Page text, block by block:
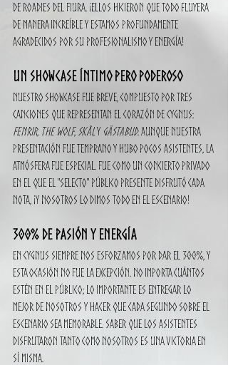
de roadies del FIURA. ¡Ellos hicieron que todo fluyera
de manera increíble y estamos profundamente
agradecidos por su profesionalismo y energía!
Un Showcase Íntimo pero Poderoso
Nuestro showcase fue breve, compuesto por tres
canciones que representan el corazón de CYGNUS:
Fenrir, the Wolf, Skål y Gästabud. Aunque nuestra
presentación fue temprano y hubo pocos asistentes, la
atmósfera fue especial. Fue como un concierto privado
en el que el "selecto" público presente disfrutó cada
nota, ¡y nosotros lo dimos todo en el escenario!
300% de Pasión y Energía
En CYGNUS siempre nos esforzamos por dar el 300%, y
esta ocasión no fue la excepción. No importa cuántos
estén en el público; lo importante es entregar lo
mejor de nosotros y hacer que cada segundo sobre el
escenario sea memorable. Saber que los asistentes
disfrutaron tanto como nosotros es una victoria en
sí misma.